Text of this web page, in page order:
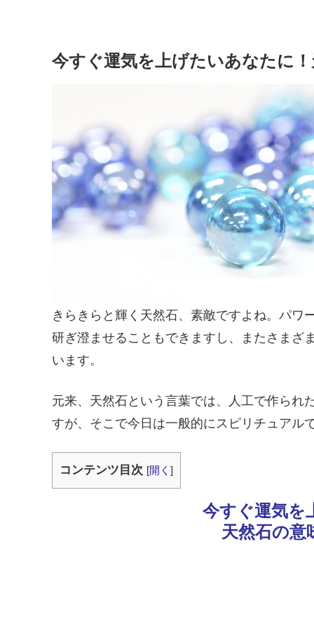
今すぐ運気を上げたいあなたに
きらきらと輝く天然石、素敵ですよね。パワ
研ぎ澄ませることもできますし、またさまざ
います。
元来、天然石という言葉では、人工で作られ
すが、そこで今日は一般的にスピリチュアル
コンテンツ目次 [開く ]
今すぐ運気を
天然石の意